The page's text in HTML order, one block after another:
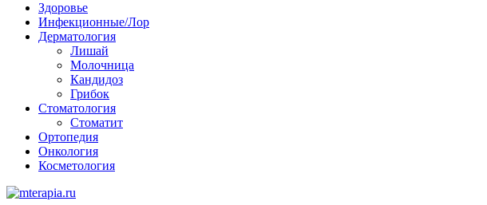
Здоровье
Инфекционные/Лор
Дерматология
Лишай
Молочница
Кандидоз
Грибок
Стоматология
Стоматит
Ортопедия
Онкология
Косметология